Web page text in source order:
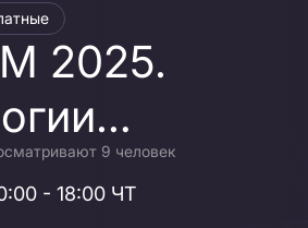
2025.
9 человек
- 18:00 ЧТ